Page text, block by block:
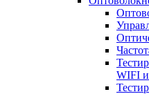
WIFI